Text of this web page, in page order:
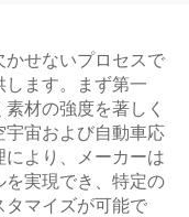
せないプロセスで
ます。まず第一
材の強度を著しく
宙および自動車応
より、メーカーは
実現でき、特定の
タマイズが可能で